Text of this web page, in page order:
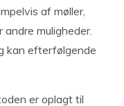
af møller,
muligheder.
kan efterfølgende
er oplagt til